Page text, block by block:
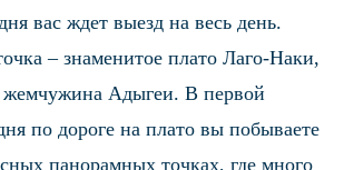
вас ждет выезд на весь день.
– знаменитое плато Лаго-Наки,
жемчужина Адыгеи. В первой
по дороге на плато вы побываете
панорамных точках, где много